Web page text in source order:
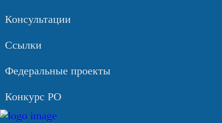
Консультации
Ссылки
Федеральные проекты
Конкурс РО